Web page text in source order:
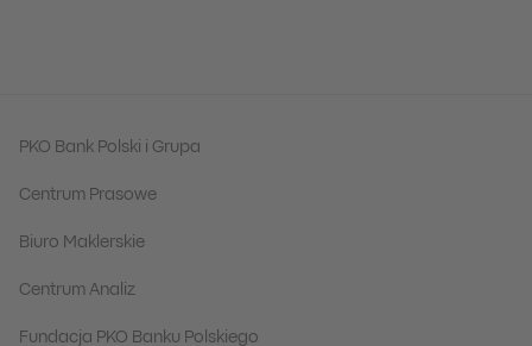
PKO Bank Polski i Grupa
Centrum Prasowe
Biuro Maklerskie
Centrum Analiz
Fundacja PKO Banku Polskiego